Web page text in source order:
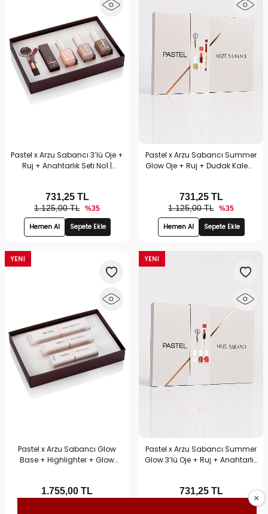
Pastel x Arzu Sabancı 3’lü Oje +
Ruj + Anahtarlık Seti No1 |
1.125,00 TL %35
731,25TL
Hemen Al Sepete Ekle
Pastel x Arzu Sabancı Summer
Glow Oje + Ruj + Dudak Kalemi
1.125,00 TL %35
731,25TL
Hemen Al Sepete Ekle
YENI
Pastel x Arzu Sabancı Glow
Base + Highlighter + Glow
1.755,00 TL
YENI
Pastel x Arzu Sabancı Summer
Glow 3’lü Oje + Ruj + Anahtarlık
731,25TL